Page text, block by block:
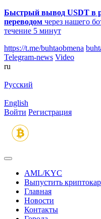
Быстрый вывод USDT в
переводом через нашего
течение 5 минут
https://t.me/buhtaobmena
Telegram-news Video
ru
Русский
English
Войти Регистрация
AML/KYC
Выпустить
Главная
Новости
Контакты